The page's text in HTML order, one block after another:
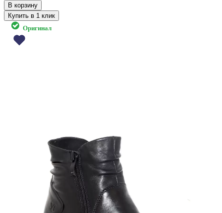
Купить в 1 клик
Оригинал